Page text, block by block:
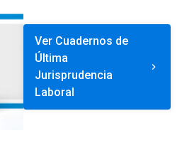
Ver Cuadernos de
Última
Jurisprudencia
Laboral
keyboard_arrow_right